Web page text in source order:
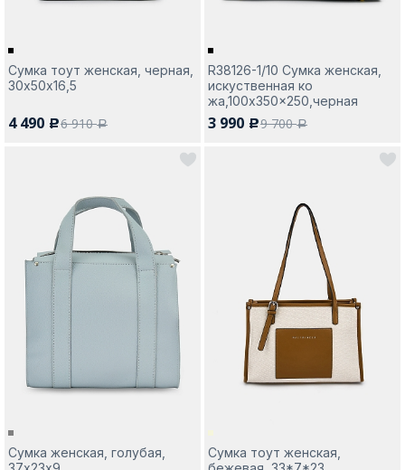
Сумка тоут женская, черная,
30х50х16,5
4 490 c6 910a
R38126-1/10 Сумка женская,
искуственная ко
жа,100x350x250,черная
3 990 c9 700a
Сумка женская, голубая,
Сумка тоут женская,